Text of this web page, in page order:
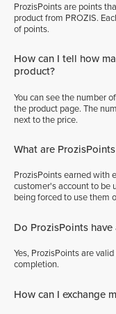
ProzisPoints are points
product from PROZIS.
of points.
How can I tell how
product?
You can see the number
the product page. The
next to the price.
What are
ProzisPoints earned with
customer's account to be
being forced to use them
Do ProzisPoints
Yes, ProzisPoints are
completion.
How can I exchange